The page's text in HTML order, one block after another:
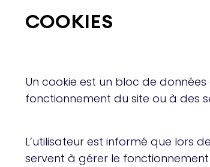
COOKIES
Un cookie est un bloc de
fonctionnement du site ou à des
L’utilisateur est informé que lors
servent à gérer le